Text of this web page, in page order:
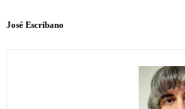
José Escribano